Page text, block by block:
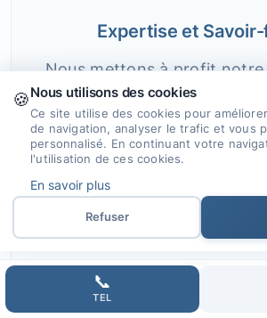
Expertise et
Nous mettons à profit notre
et nos compétences pour
sites web qui propulsent
en ligne.
🤝
📞
TEL
🍪Nous utilisons des cookies
Ce site utilise des cookies pour
de navigation, analyser le trafic et vous
personnalisé. En continuant votre
l'utilisation de ces cookies.
En savoir plus
Refuser